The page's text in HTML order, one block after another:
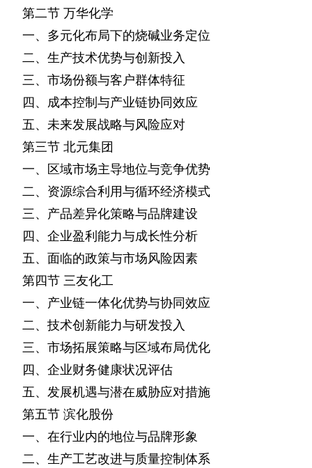
第二节 万华化学
一、多元化布局下的烧碱业务定位
二、生产技术优势与创新投入
三、市场份额与客户群体特征
四、成本控制与产业链协同效应
五、未来发展战略与风险应对
第三节 北元集团
一、区域市场主导地位与竞争优势
二、资源综合利用与循环经济模式
三、产品差异化策略与品牌建设
四、企业盈利能力与成长性分析
五、面临的政策与市场风险因素
第四节 三友化工
一、产业链一体化优势与协同效应
二、技术创新能力与研发投入
三、市场拓展策略与区域布局优化
四、企业财务健康状况评估
五、发展机遇与潜在威胁应对措施
第五节 滨化股份
一、在行业内的地位与品牌形象
二、生产工艺改进与质量控制体系